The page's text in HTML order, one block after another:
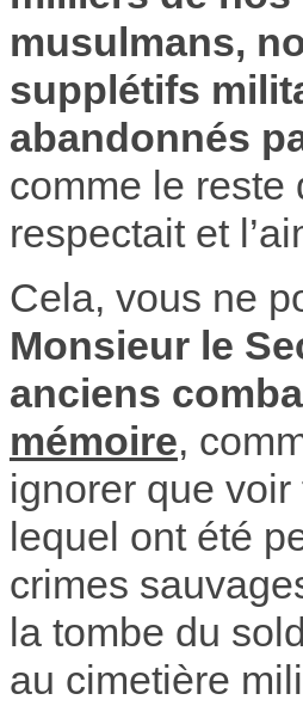
musulmans,
supplétifs
abandonnés
comme le reste
respectait et
Cela, vous ne
Monsieur le
anciens
mémoire,
ignorer que voir
lequel ont été
crimes
la tombe du
au cimetière